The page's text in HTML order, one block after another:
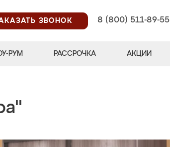
ЗВОНОК
8 (800) 511-89-55
РУМ РАССРОЧКА АКЦИИ